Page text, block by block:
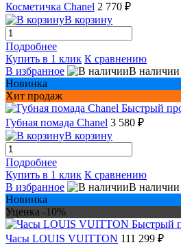
Косметичка Chanel 2 770 ₽
В корзину
Подробнее
Купить в 1 клик К сравнению
В избранное
В наличии
Новинка
Хит продаж
Быстрый
Губная помада Chanel 3 580 ₽
В корзину
Подробнее
Купить в 1 клик К сравнению
В избранное
В наличии
Новинка
Уценка -10%
Быстрый
Часы LOUIS VUITTON 111 299 ₽